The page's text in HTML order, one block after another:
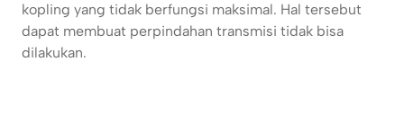
kopling yang tidak berfungsi maksimal. Hal tersebut
dapat membuat perpindahan transmisi tidak bisa
dilakukan.